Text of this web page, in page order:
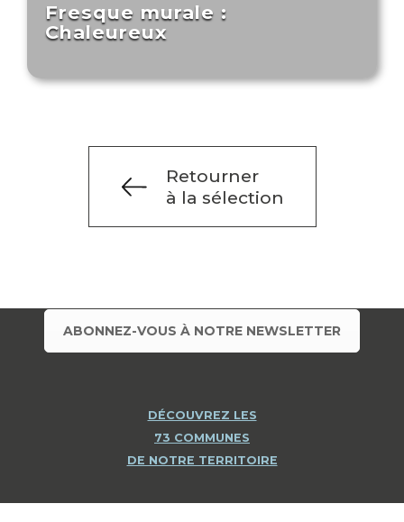
Fresque murale :
Chaleureux
Retourner
à la sélection
ABONNEZ-VOUS À NOTRE NEWSLETTER
DÉCOUVREZ LES
73 COMMUNES
DE NOTRE TERRITOIRE